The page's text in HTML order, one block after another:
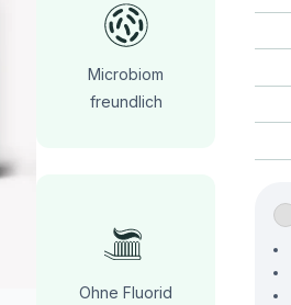
Microbiom
freundlich
Ohne Fluorid